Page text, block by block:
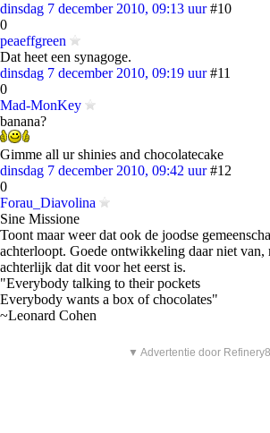
dinsdag 7 december 2010, 09:13 uur #10
0
peaeffgreen
Dat heet een synagoge.
dinsdag 7 december 2010, 09:19 uur #11
0
Mad-MonKey
banana?
Gimme all ur shinies and chocolatecake
dinsdag 7 december 2010, 09:42 uur #12
0
Forau_Diavolina
Sine Missione
Toont maar weer dat ook de joodse
achterloopt. Goede ontwikkeling daar niet
achterlijk dat dit voor het eerst is.
"Everybody talking to their pockets
Everybody wants a box of chocolates"
~Leonard Cohen
▼ Advertentie door